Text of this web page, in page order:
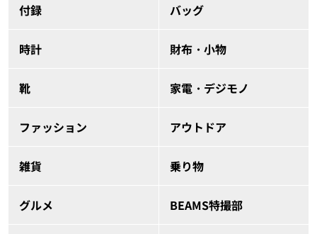
付録 バッグ
時計 財布・小物
靴 家電・デジモノ
ファッション アウトドア
雑貨 乗り物
グルメ BEAMS特撮部